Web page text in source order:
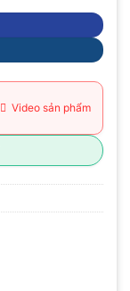
Video sản phẩm